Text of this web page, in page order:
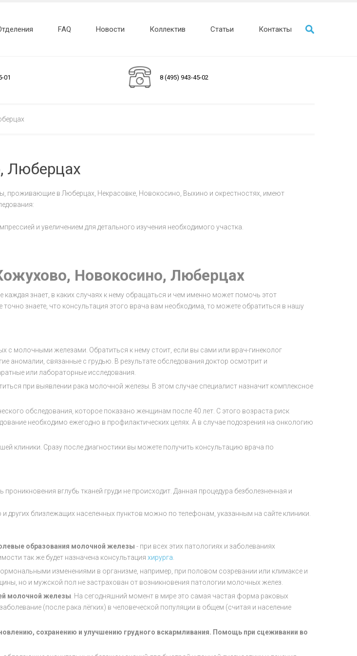
FAQ Новости Коллектив Статьи Контакты
01 8 (495) 943-45-02
Люберцах
проживающие в Люберцах, Некрасовке, Новокосино, Выхино и окрестностях, имеют
и увеличением для детального изучения необходимого участка.
Новокосино, Люберцах
знает, в каких случаях к нему обращаться и чем именно может помочь этот
знаете, что консультация этого врача вам необходима, то можете обратиться в нашу
с молочными железами. Обратиться к нему стоит, если вы сами или врач-гинеколог
аномалии, связанные с грудью. В результате обследования доктор осмотрит и
или лабораторные исследования.
при выявлении рака молочной железы. В этом случае специалист назначит комплексное
обследования, которое показано женщинам после 40 лет. С этого возраста риск
необходимо ежегодно в профилактических целях. А в случае подозрения на онкологию
клиники. Сразу после диагностики вы можете получить консультацию врача по
вглубь тканей груди не происходит. Данная процедура безболезненная и
близлежащих населенных пунктов можно по телефонам, указанным на сайте клиники.
образования молочной железы - при всех этих патологиях и заболеваниях
так же будет назначена консультация хирурга
изменениями в организме, например, при половом созревании или климаксе и
но и мужской пол не застрахован от возникновения патологии молочных желез.
молочной железы . На сегодняшний момент в мире это самая частая форма раковых
(после рака лёгких) в человеческой популяции в общем (считая и население
сохранению и улучшению грудного вскармливания. Помощь при сцеживании во